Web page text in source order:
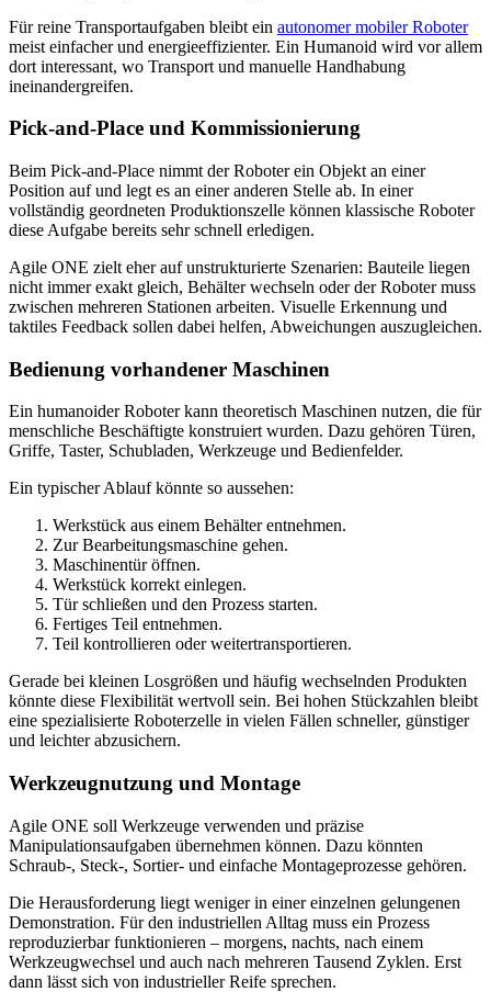
Für reine Transportaufgaben bleibt ein autonomer mobiler Roboter
meist einfacher und energieeffizienter. Ein Humanoid wird vor allem
dort interessant, wo Transport und manuelle Handhabung
ineinandergreifen.
Pick-and-Place und Kommissionierung
Beim Pick-and-Place nimmt der Roboter ein Objekt an einer
Position auf und legt es an einer anderen Stelle ab. In einer
vollständig geordneten Produktionszelle können klassische Roboter
diese Aufgabe bereits sehr schnell erledigen.
Agile ONE zielt eher auf unstrukturierte Szenarien: Bauteile liegen
nicht immer exakt gleich, Behälter wechseln oder der Roboter muss
zwischen mehreren Stationen arbeiten. Visuelle Erkennung und
taktiles Feedback sollen dabei helfen, Abweichungen auszugleichen.
Bedienung vorhandener Maschinen
Ein humanoider Roboter kann theoretisch Maschinen nutzen, die für
menschliche Beschäftigte konstruiert wurden. Dazu gehören Türen,
Griffe, Taster, Schubladen, Werkzeuge und Bedienfelder.
Ein typischer Ablauf könnte so aussehen:
Werkstück aus einem Behälter entnehmen.
Zur Bearbeitungsmaschine gehen.
Maschinentür öffnen.
Werkstück korrekt einlegen.
Tür schließen und den Prozess starten.
Fertiges Teil entnehmen.
Teil kontrollieren oder weitertransportieren.
Gerade bei kleinen Losgrößen und häufig wechselnden Produkten
könnte diese Flexibilität wertvoll sein. Bei hohen Stückzahlen bleibt
eine spezialisierte Roboterzelle in vielen Fällen schneller, günstiger
und leichter abzusichern.
Werkzeugnutzung und Montage
Agile ONE soll Werkzeuge verwenden und präzise
Manipulationsaufgaben übernehmen können. Dazu könnten
Schraub-, Steck-, Sortier- und einfache Montageprozesse gehören.
Die Herausforderung liegt weniger in einer einzelnen gelungenen
Demonstration. Für den industriellen Alltag muss ein Prozess
reproduzierbar funktionieren – morgens, nachts, nach einem
Werkzeugwechsel und auch nach mehreren Tausend Zyklen. Erst
dann lässt sich von industrieller Reife sprechen.